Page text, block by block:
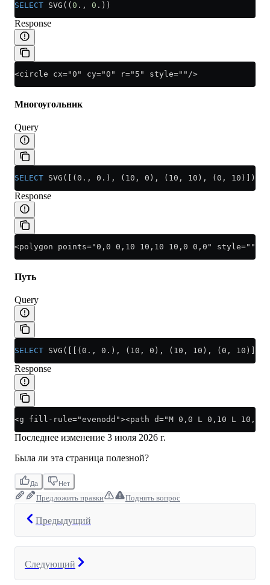
SELECT SVG(( 0 ., 0 .))
Response
<circle cx="0" cy="0" r="5" style=""/>
Многоугольник
Query
SELECT SVG([(0., 0.), (10, 0), (10, 10), (0, 10)])
Response
<polygon points="0,0 0,10 10,10 10,0 0,0" style=""/>
Путь
Query
SELECT SVG([[(0., 0.), (10, 0), (10, 10), (0,
Response
<g fill-rule="evenodd"><path d="M 0,0 L 0,10 L
Последнее изменение 3 июля 2026 г.
Была ли эта страница полезной?
Да Нет
Предложить правки Поднять вопрос
Предыдущий
Следующий